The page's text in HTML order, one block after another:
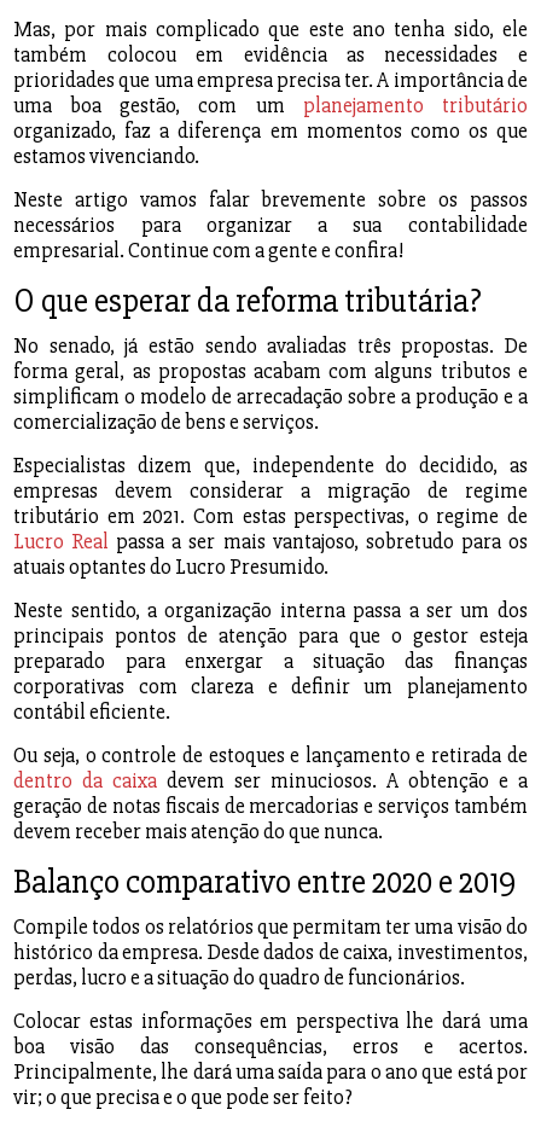
Mas, por mais complicado que este ano tenha sido, ele
também colocou em evidência as necessidades e
prioridades que uma empresa precisa ter. A importância de
uma boa gestão, com um planejamento tributário
organizado, faz a diferença em momentos como os que
estamos vivenciando.
Neste artigo vamos falar brevemente sobre os passos
necessários para organizar a sua contabilidade
empresarial. Continue com a gente e confira!
O que esperar da reforma tributária?
No senado, já estão sendo avaliadas três propostas. De
forma geral, as propostas acabam com alguns tributos e
simplificam o modelo de arrecadação sobre a produção e a
comercialização de bens e serviços.
Especialistas dizem que, independente do decidido, as
empresas devem considerar a migração de regime
tributário em 2021. Com estas perspectivas, o regime de
Lucro Real passa a ser mais vantajoso, sobretudo para os
atuais optantes do Lucro Presumido.
Neste sentido, a organização interna passa a ser um dos
principais pontos de atenção para que o gestor esteja
preparado para enxergar a situação das finanças
corporativas com clareza e definir um planejamento
contábil eficiente.
Ou seja, o controle de estoques e lançamento e retirada de
dentro da caixa devem ser minuciosos. A obtenção e a
geração de notas fiscais de mercadorias e serviços também
devem receber mais atenção do que nunca.
Balanço comparativo entre 2020 e 2019
Compile todos os relatórios que permitam ter uma visão do
histórico da empresa. Desde dados de caixa, investimentos,
perdas, lucro e a situação do quadro de funcionários.
Colocar estas informações em perspectiva lhe dará uma
boa visão das consequências, erros e acertos.
Principalmente, lhe dará uma saída para o ano que está por
vir; o que precisa e o que pode ser feito?